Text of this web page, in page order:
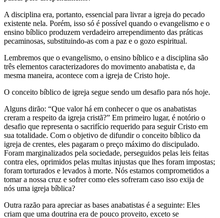
A disciplina era, portanto, essencial para livrar a igreja do pecado
existente nela. Porém, isso só é possível quando o evangelismo e o
ensino bíblico produzem verdadeiro arrependimento das práticas
pecaminosas, substituindo-as com a paz e o gozo espiritual.
Lembremos que o evangelismo, o ensino bíblico e a disciplina são
três elementos caracterizadores do movimento anabatista e, da
mesma maneira, acontece com a igreja de Cristo hoje.
O conceito bíblico de igreja segue sendo um desafio para nós hoje.
Alguns dirão: “Que valor há em conhecer o que os anabatistas
creram a respeito da igreja cristã?” Em primeiro lugar, é notório o
desafio que representa o sacrifício requerido para seguir Cristo em
sua totalidade. Com o objetivo de difundir o conceito bíblico da
igreja de crentes, eles pagaram o preço máximo do discipulado.
Foram marginalizados pela sociedade, perseguidos pelas leis feitas
contra eles, oprimidos pelas multas injustas que lhes foram impostas;
foram torturados e levados à morte. Nós estamos comprometidos a
tomar a nossa cruz e sofrer como eles sofreram caso isso exija de
nós uma igreja bíblica?
Outra razão para apreciar as bases anabatistas é a seguinte: Eles
criam que uma doutrina era de pouco proveito, exceto se